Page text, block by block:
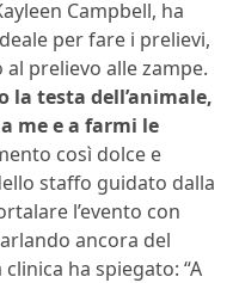
Campbell, ha
per fare i prelievi,
prelievo alle zampe.
la testa dell’animale,
me e a farmi le
così dolce e
staffo guidato dalla
l’evento con
ancora del
ha spiegato: “A